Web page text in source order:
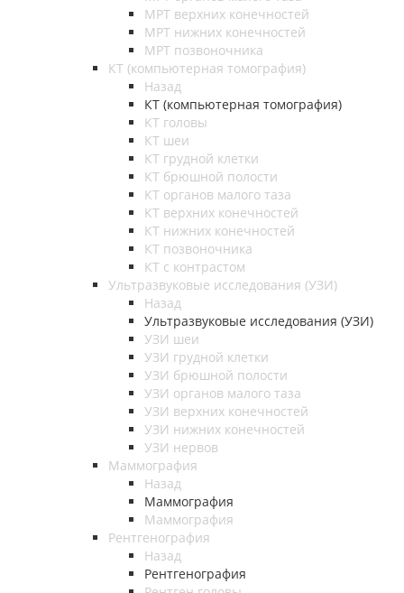
МРТ верхних конечностей
МРТ нижних конечностей
МРТ позвоночника
КТ (компьютерная томография)
Назад
КТ (компьютерная томография)
КТ головы
КТ шеи
КТ грудной клетки
КТ брюшной полости
КТ органов малого таза
КТ верхних конечностей
КТ нижних конечностей
КТ позвоночника
КТ с контрастом
Ультразвуковые исследования (УЗИ)
Назад
Ультразвуковые исследования (УЗИ)
УЗИ шеи
УЗИ грудной клетки
УЗИ брюшной полости
УЗИ органов малого таза
УЗИ верхних конечностей
УЗИ нижних конечностей
УЗИ нервов
Маммография
Назад
Маммография
Маммография
Рентгенография
Назад
Рентгенография